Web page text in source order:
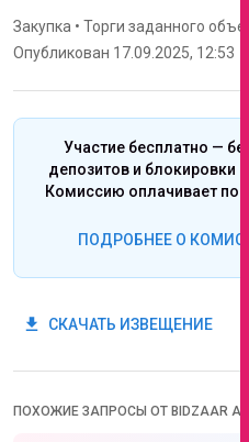
Закупка • Торги заданного
Опубликован 17.09.2025, 12:53
Участие бесплатно —
депозитов и блокировки
Комиссию оплачивает
ПОДРОБНЕЕ О
get_app СКАЧАТЬ ИЗВЕЩЕНИЕ
ПОХОЖИЕ ЗАПРОСЫ ОТ BIDZAAR AI